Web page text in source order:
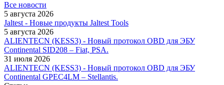
Все новости
5 августа 2026
Jaltest - Новые продукты Jaltest Tools
5 августа 2026
ALIENTECN (KESS3) - Новый протокол OBD для ЭБУ
Continental SID208 – Fiat, PSA.
31 июля 2026
ALIENTECN (KESS3) - Новый протокол OBD для ЭБУ
Continental GPEC4LM – Stellantis.